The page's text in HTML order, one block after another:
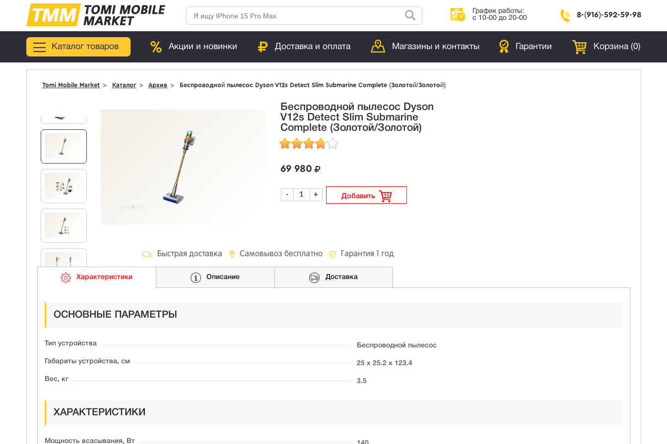
График работы:
с 10-00 до 20-00
8-(916)-592-59-98
Каталог товаров Акции и новинки Доставка и оплата Магазины и контакты Гарантии Корзина (0)
Tomi Mobile Market Каталог Архив Беспроводной пылесос Dyson V12s Detect Slim Submarine Complete (Золотой/Золотой)
Беспроводной пылесос Dyson
V12s Detect Slim Submarine
Complete (Золотой/Золотой)
69 980
- + Добавить
Быстрая доставка Самовывоз бесплатно Гарантия 1 год
Характеристики Описание Доставка
ОСНОВНЫЕ ПАРАМЕТРЫ
Тип устройства Беспроводной пылесос
Габариты устройства, см 25 х 25.2 х 123.4
Вес, кг 3.5
ХАРАКТЕРИСТИКИ
Мощность всасывания, Вт